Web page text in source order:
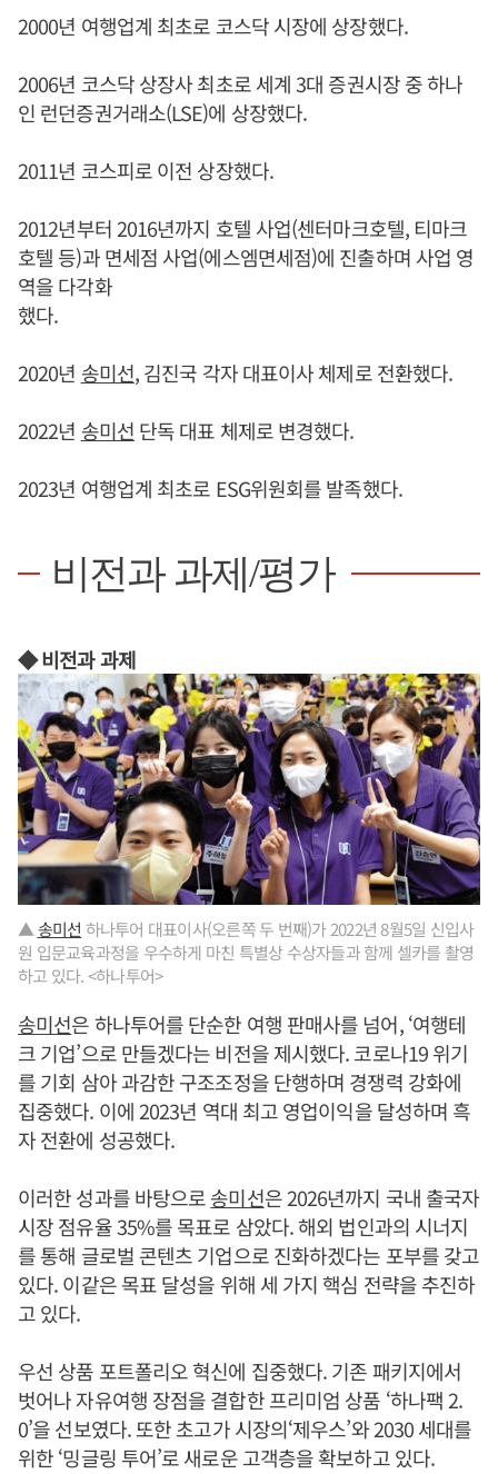
2000년 여행업계 최초로 코스닥 시장에 상장했다.
2006년 코스닥 상장사 최초로 세계 3대 증권시장 중 하나
인 런던증권거래소(LSE)에 상장했다.
2011년 코스피로 이전 상장했다.
2012년부터 2016년까지 호텔 사업(센터마크호텔, 티마크
호텔 등)과 면세점 사업(에스엠면세점)에 진출하며 사업 영
역을 다각화
했다.
2020년 송미선, 김진국 각자 대표이사 체제로 전환했다.
2022년 송미선 단독 대표 체제로 변경했다.
2023년 여행업계 최초로 ESG위원회를 발족했다.
비전과 과제/평가
◆ 비전과 과제
▲송미선 하나투어 대표이사(오른쪽 두 번째)가 2022년 8월5일 신입사
원 입문교육과정을 우수하게 마친 특별상 수상자들과 함께 셀카를 촬영
하고 있다. <하나투어>
송미선은 하나투어를 단순한 여행 판매사를 넘어, ‘여행테
크 기업’으로 만들겠다는 비전을 제시했다. 코로나19 위기
를 기회 삼아 과감한 구조조정을 단행하며 경쟁력 강화에
집중했다. 이에 2023년 역대 최고 영업이익을 달성하며 흑
자 전환에 성공했다.
이러한 성과를 바탕으로송미선은 2026년까지 국내 출국자
시장 점유율 35%를 목표로 삼았다. 해외 법인과의 시너지
를 통해 글로벌 콘텐츠 기업으로 진화하겠다는 포부를 갖고
있다. 이같은 목표 달성을 위해 세 가지 핵심 전략을 추진하
고 있다.
우선 상품 포트폴리오 혁신에 집중했다. 기존 패키지에서
벗어나 자유여행 장점을 결합한 프리미엄 상품 ‘하나팩 2.
0’을 선보였다. 또한 초고가 시장의‘제우스’와 2030 세대를
위한 ‘밍글링 투어’로 새로운 고객층을 확보하고 있다.